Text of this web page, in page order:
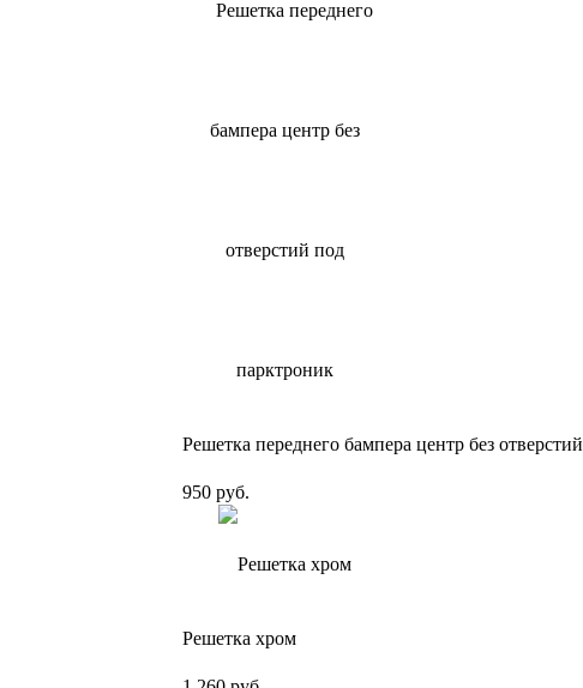
Решетка переднего бампера центр без
950 руб.
Решетка хром